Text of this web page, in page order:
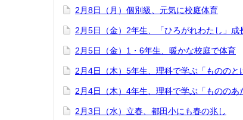
2月8日（月）個別級、元気に校庭体育
2月5日（金）2年生、「ひろがれわたし」成
2月5日（金）1・6年生、暖かな校庭で体育
2月4日（木）5年生、理科で学ぶ「もののと
2月4日（木）4年生、理科で学ぶ「もののあ
2月3日（水）立春、都田小にも春の兆し